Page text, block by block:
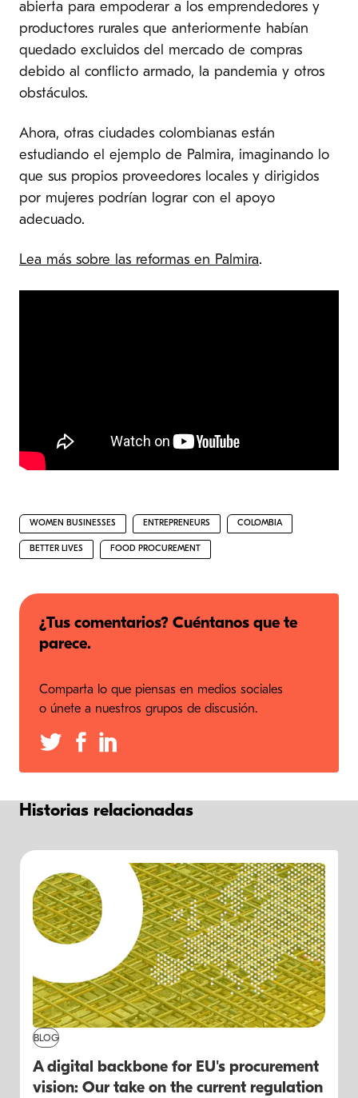
abierta para empoderar a los emprendedores y
productores rurales que anteriormente habían
quedado excluidos del mercado de compras
debido al conflicto armado, la pandemia y otros
obstáculos.
Ahora, otras ciudades colombianas están
estudiando el ejemplo de Palmira, imaginando lo
que sus propios proveedores locales y dirigidos
por mujeres podrían lograr con el apoyo
adecuado.
Lea más sobre las reformas en Palmira.
WOMEN BUSINESSES ENTREPRENEURS COLOMBIA
BETTER LIVES FOOD PROCUREMENT
¿Tus comentarios? Cuéntanos que te
parece.
Comparta lo que piensas en medios sociales
o únete a nuestros grupos de discusión.
Historias relacionadas
BLOG
A digital backbone for EU's procurement
vision: Our take on the current regulation